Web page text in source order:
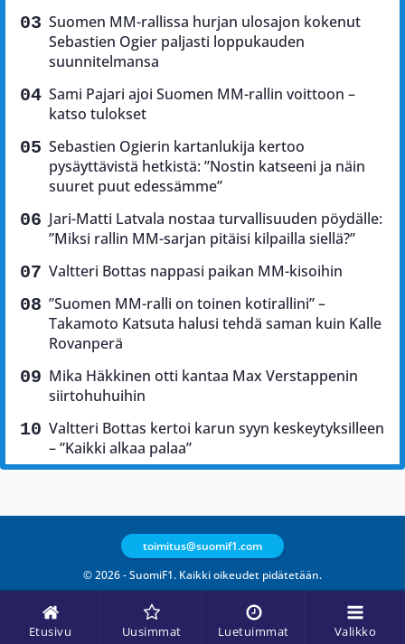
Etusivu Uusimmat Luetuimmat Valikko
Suomen MM-rallissa hurjan ulosajon kokenut
Sebastien Ogier paljasti loppukauden
suunnitelmansa
Sami Pajari ajoi Suomen MM-rallin voittoon –
katso tulokset
Sebastien Ogierin kartanlukija kertoo
pysäyttävistä hetkistä: ”Nostin katseeni ja näin
suuret puut edessämme”
Jari-Matti Latvala nostaa turvallisuuden pöydälle:
”Miksi rallin MM-sarjan pitäisi kilpailla siellä?”
Valtteri Bottas nappasi paikan MM-kisoihin
”Suomen MM-ralli on toinen kotirallini” –
Takamoto Katsuta halusi tehdä saman kuin Kalle
Rovanperä
Mika Häkkinen otti kantaa Max Verstappenin
siirtohuhuihin
Valtteri Bottas kertoi karun syyn keskeytyksilleen
– ”Kaikki alkaa palaa”
© 2026 - SuomiF1. Kaikki oikeudet pidätetään.
toimitus@suomif1.com